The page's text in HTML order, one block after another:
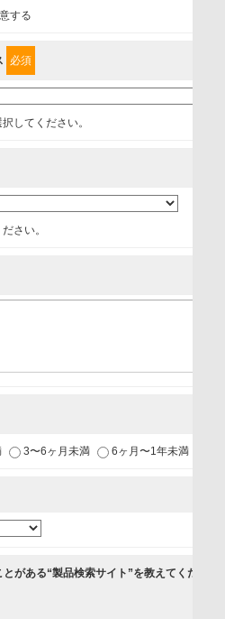
囲内で、サービスの提供やご案
だいております。
人）に対して、情報の収集目
報提供の任意性や権利について
お客様の懸念にならないよう
ビスに関するご案内
協賛）するセミナーなど、各種イ
味、関心に応じた情報の提供
ケートの依頼
する
必須
してください。
さい。
3〜6ヶ月未満 6ヶ月〜1年未満
がある“製品検索サイト”を教えてください